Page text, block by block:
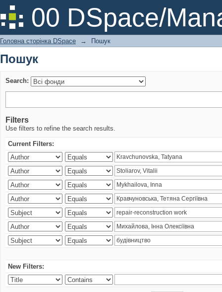
00 DSpace/
Пошук
Головна сторінка DSpace → Пошук
Пошук
Search:
Filters
Use filters to refine the search results.
Current Filters:
New Filters: